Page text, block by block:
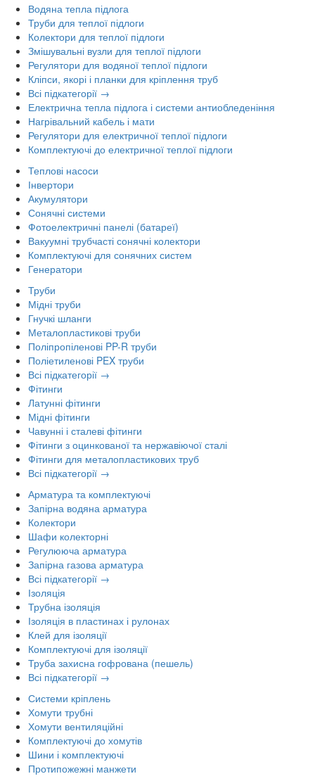
Водяна тепла підлога
Труби для теплої підлоги
Колектори для теплої підлоги
Змішувальні вузли для теплої підлоги
Регулятори для водяної теплої підлоги
Кліпси, якорі і планки для кріплення труб
Всі підкатегорії →
Електрична тепла підлога і системи антиобледеніння
Нагрівальний кабель і мати
Регулятори для електричної теплої підлоги
Комплектуючі до електричної теплої підлоги
Теплові насоси
Інвертори
Акумулятори
Сонячні системи
Фотоелектричні панелі (батареї)
Вакуумні трубчасті сонячні колектори
Комплектуючі для сонячних систем
Генератори
Труби
Мідні труби
Гнучкі шланги
Металопластикові труби
Поліпропіленові PP-R труби
Поліетиленові PEX труби
Всі підкатегорії →
Фітинги
Латунні фітинги
Мідні фітинги
Чавунні і сталеві фітинги
Фітинги з оцинкованої та нержавіючої сталі
Фітинги для металопластикових труб
Всі підкатегорії →
Арматура та комплектуючі
Запірна водяна арматура
Колектори
Шафи колекторні
Регулююча арматура
Запірна газова арматура
Всі підкатегорії →
Ізоляція
Трубна ізоляція
Ізоляція в пластинах і рулонах
Клей для ізоляції
Комплектуючі для ізоляції
Труба захисна гофрована (пешель)
Всі підкатегорії →
Системи кріплень
Хомути трубні
Хомути вентиляційні
Комплектуючі до хомутів
Шини і комплектуючі
Протипожежні манжети